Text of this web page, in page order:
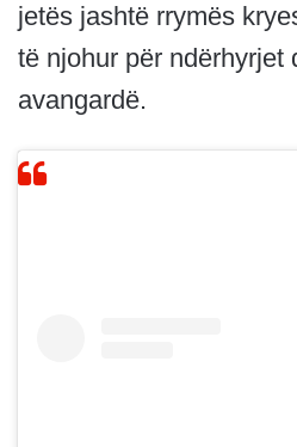
jetës jashtë rrymës
të njohur për ndërhyrjet
avangardë.